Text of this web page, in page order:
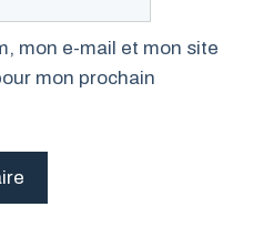
mon e-mail et mon site
mon prochain